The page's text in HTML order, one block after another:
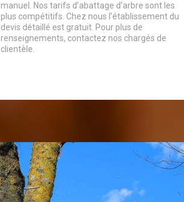
manuel. Nos tarifs d’abattage d’arbre sont les
plus compétitifs. Chez nous l’établissement du
devis détaillé est gratuit. Pour plus de
renseignements, contactez nos chargés de
clientèle.